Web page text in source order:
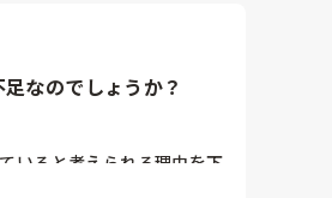
なのでしょうか？
いると考えられる理由を下